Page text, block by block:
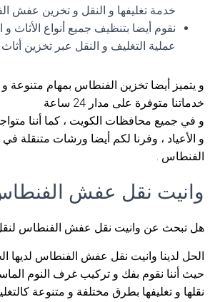
خدمة تغليفها و النقل و تخرين عفش
نقوم أيضا بتنظيف جميع أنواع الأثاث
عملية التغليف و النقل عبر تخزين
و يتميز أيضا تخزين الفنطاس بمهام متنوعة
خدماتنا متوفرة على مدار 24 ساعة
و في جميع محافظات الكويت ، كما أننا
و الأعياد ، وفرنا لكم أيضا ورشات متنقلة
الفنطاس .
وانيت نقل عفش
هل تبحث عن وانيت نقل عفش الفنطاس لنقل
الحل لدينا وانيت نقل عفش الفنطاس لديها
حيث أننا نقوم بفك و تركيب غرف النوم
نقلها و تغليفها بطرق مختلفة و متنوعة